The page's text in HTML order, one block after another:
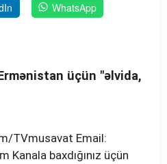
WhatsApp
üçün "əlvida,
TVmusavat Email:
Kanala baxdığınız üçün